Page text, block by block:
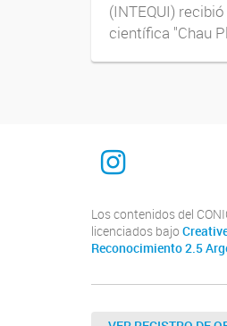
(INTEQUI)
científica "Chau
INTEQUI
Los contenidos del
licenciados bajo
Reconocimiento 2.5